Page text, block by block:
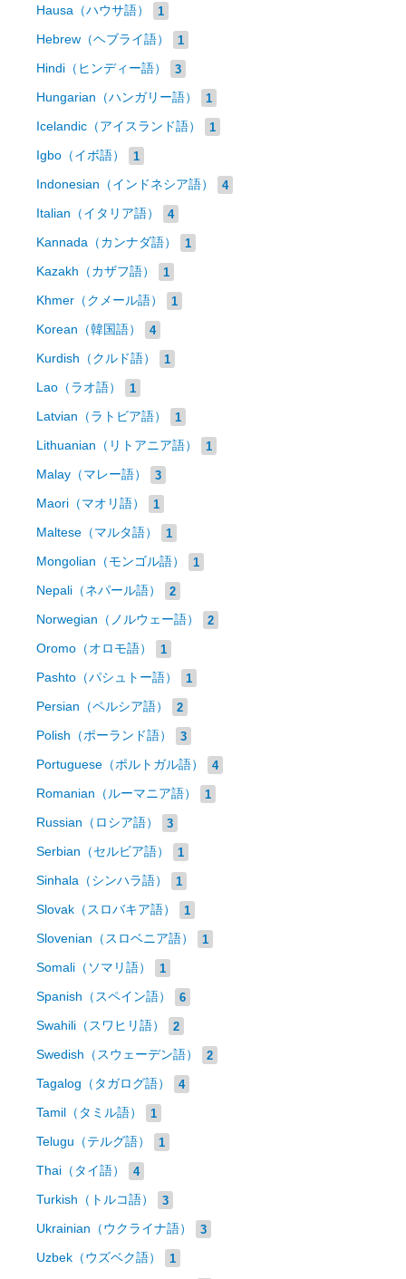
Hausa（ハウサ語） 1
Hebrew（ヘブライ語） 1
Hindi（ヒンディー語） 3
Hungarian（ハンガリー語） 1
Icelandic（アイスランド語） 1
Igbo（イボ語） 1
Indonesian（インドネシア語） 4
Italian（イタリア語） 4
Kannada（カンナダ語） 1
Kazakh（カザフ語） 1
Khmer（クメール語） 1
Korean（韓国語） 4
Kurdish（クルド語） 1
Lao（ラオ語） 1
Latvian（ラトビア語） 1
Lithuanian（リトアニア語） 1
Malay（マレー語） 3
Maori（マオリ語） 1
Maltese（マルタ語） 1
Mongolian（モンゴル語） 1
Nepali（ネパール語） 2
Norwegian（ノルウェー語） 2
Oromo（オロモ語） 1
Pashto（パシュトー語） 1
Persian（ペルシア語） 2
Polish（ポーランド語） 3
Portuguese（ポルトガル語） 4
Romanian（ルーマニア語） 1
Russian（ロシア語） 3
Serbian（セルビア語） 1
Sinhala（シンハラ語） 1
Slovak（スロバキア語） 1
Slovenian（スロベニア語） 1
Somali（ソマリ語） 1
Spanish（スペイン語） 6
Swahili（スワヒリ語） 2
Swedish（スウェーデン語） 2
Tagalog（タガログ語） 4
Tamil（タミル語） 1
Telugu（テルグ語） 1
Thai（タイ語） 4
Turkish（トルコ語） 3
Ukrainian（ウクライナ語） 3
Uzbek（ウズベク語） 1